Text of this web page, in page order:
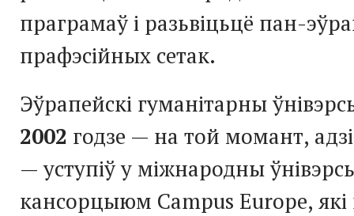
праграмаў і разьвіцьцё пан-
прафэсійных сетак.
Эўрапейскі гуманітарны
2002 годзе — на той момант,
— уступіў у міжнародны
кансорцыюм Campus Europe,